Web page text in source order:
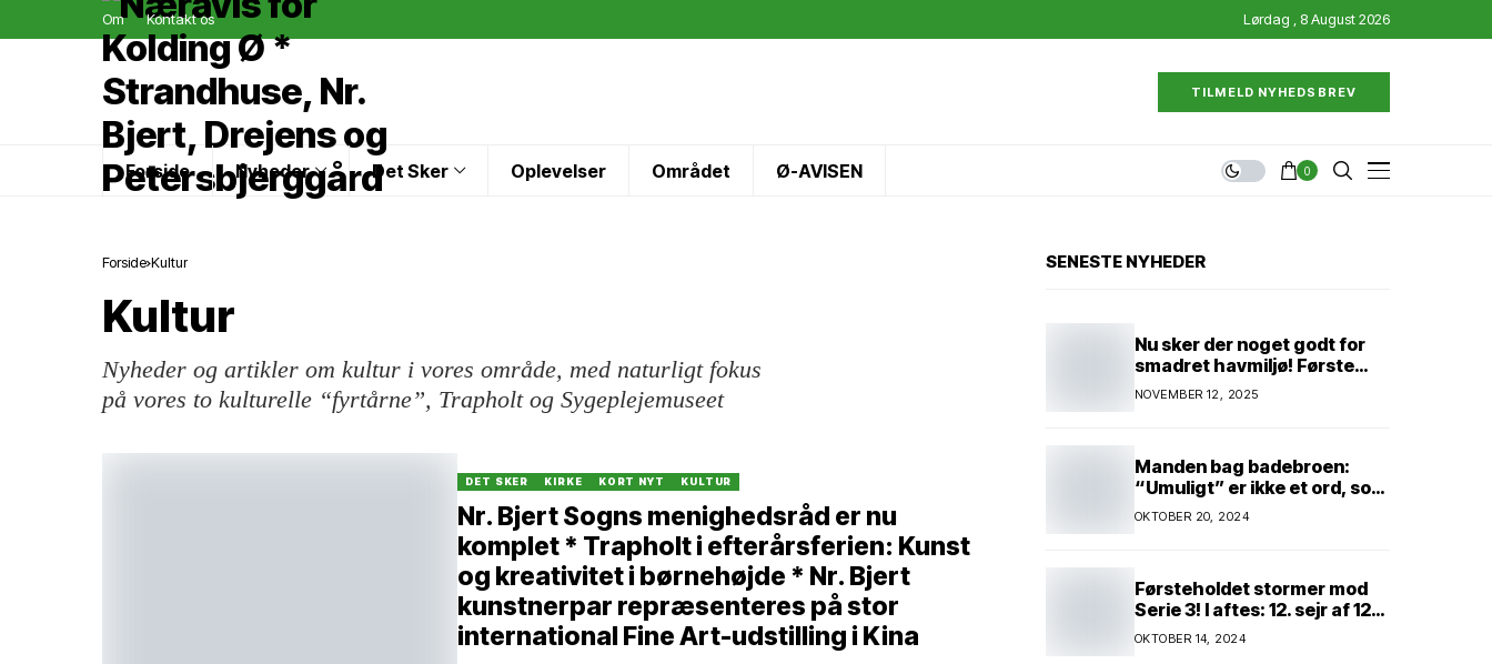
Om Kontakt os Lørdag , 8 August 2026
TILMELD NYHEDSBREV
Forside Nyheder Det Sker Oplevelser Området Ø-AVISEN 0
Forside Kultur
Kultur
Nyheder og artikler om kultur i vores område, med naturligt fokus
på vores to kulturelle “fyrtårne”, Trapholt og Sygeplejemuseet
DET SKER KIRKE KORT NYT KULTUR
Nr. Bjert Sogns menighedsråd er nu
komplet * Trapholt i efterårsferien: Kunst
og kreativitet i børnehøjde * Nr. Bjert
kunstnerpar repræsenteres på stor
international Fine Art-udstilling i Kina
SENESTE NYHEDER
Nu sker der noget godt for
smadret havmiljø! Første
konkrete projekt!
Genopretning af natur i
kroner!
NOVEMBER 12, 2025
Manden bag badebroen:
“Umuligt” er ikke et ord, som
Kim Andersen kender
OKTOBER 20, 2024
Førsteholdet stormer mod
Serie 3! I aftes: 12. sejr af 12
mulige! Kun ét hold kan
spænde ben! Afgørende
OKTOBER 14, 2024